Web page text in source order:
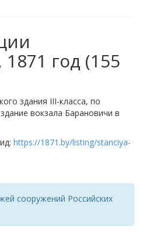
год (155
здания III-класса, по
вокзала Барановичи в
https://1871.by/listing/stanciya-
сооружений Российских